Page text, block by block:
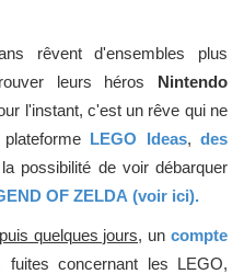
rêvent d'ensembles plus
leurs héros Nintendo
l'instant, c'est un rêve qui ne
LEGO Ideas, des
possibilité de voir débarquer
OF ZELDA (voir ici).
quelques jours, uncompte
fuites concernant les LEGO,